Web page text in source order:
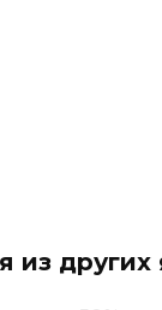
из других